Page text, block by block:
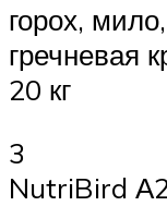
горох,
гречневая
20 кг
3
NutriBird